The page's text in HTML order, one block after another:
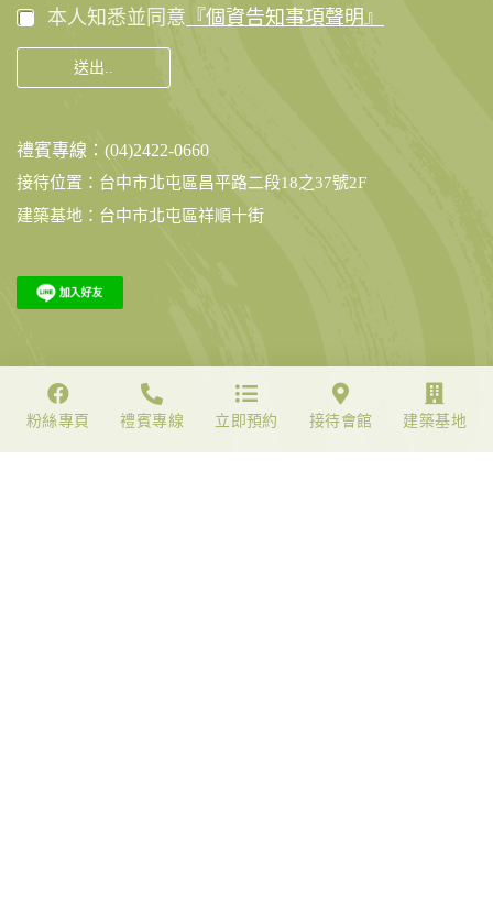
C
e
o
x
e
本人知悉並同意 『個資告知事項聲明』
送出..
禮賓專線：(04)2422-0660
接待位置：台中市北屯區昌平路二段18之37號2F
建築基地：台中市北屯區祥順十街
粉絲專頁 禮賓專線 立即預約 接待會館 建築基地